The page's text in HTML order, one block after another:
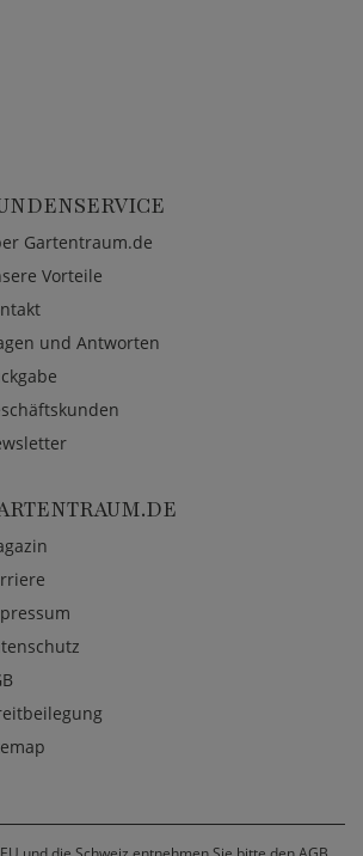
Gartentraum.de
Vorteile
und Antworten